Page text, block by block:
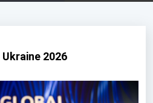
2026